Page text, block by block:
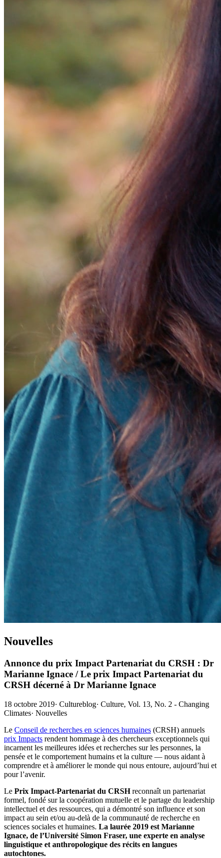
Nouvelles
Annonce du prix Impact Partenariat du CRSH : Dr
Marianne Ignace / Le prix Impact Partenariat du
CRSH décerné à Dr Marianne Ignace
18 octobre 2019· Cultureblog· Culture, Vol. 13, No. 2 - Changing
Climates· Nouvelles
Le Conseil de recherches en sciences humaines (CRSH) annuels
prix Impacts rendent hommage à des chercheurs exceptionnels qui
incarnent les meilleures idées et recherches sur les personnes, la
pensée et le comportement humains et la culture — nous aidant à
comprendre et à améliorer le monde qui nous entoure, aujourd’hui et
pour l’avenir.
Le Prix Impact-Partenariat du CRSHreconnaît un partenariat
formel, fondé sur la coopération mutuelle et le partage du leadership
intellectuel et des ressources, qui a démontré son influence et son
impact au sein et/ou au-delà de la communauté de recherche en
sciences sociales et humaines. La laurée 2019 est Marianne
Ignace, de l’Université Simon Fraser, une experte en analyse
linguistique et anthropologique des récits en langues
autochtones.